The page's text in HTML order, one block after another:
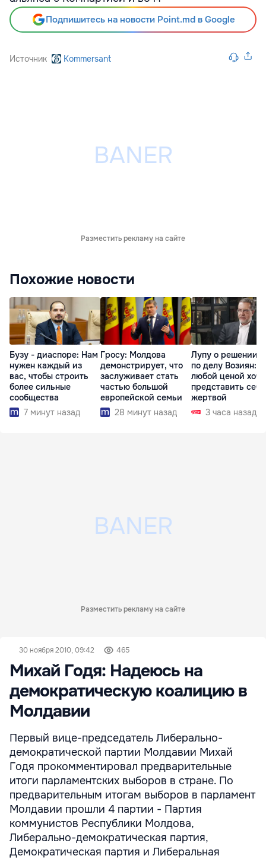
Подпишитесь на новости Point.md в Google
Источник Kommersant
Разместить рекламу на сайте
Похожие новости
Бузу - диаспоре: Нам
нужен каждый из
вас, чтобы строить
более сильные
сообщества
7 минут назад
Гросу: Молдова
демонстрирует, что
заслуживает стать
частью большой
европейской семьи
28 минут назад
Лупу о решении
по делу Возиян:
любой ценой
представить себя
жертвой
3 часа назад
Разместить рекламу на сайте
30 ноября 2010, 09:42 465
Михай Годя: Надеюсь на
демократическую коалицию в
Молдавии
Первый вице-председатель Либерально-
демократической партии Молдавии Михай
Годя прокомментировал предварительные
итоги парламентских выборов в стране. По
предварительным итогам выборов в парламент
Молдавии прошли 4 партии - Партия
коммунистов Республики Молдова,
Либерально-демократическая партия,
Демократическая партия и Либеральная